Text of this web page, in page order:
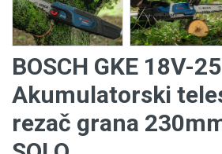
BOSCH GKE 18V-
Akumulatorski
rezač grana